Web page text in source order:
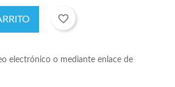
favorite_border
electrónico o mediante enlace de